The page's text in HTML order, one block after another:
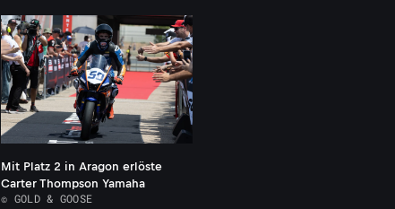
Mit Platz 2 in Aragon erlöste
Carter Thompson Yamaha
© GOLD & GOOSE